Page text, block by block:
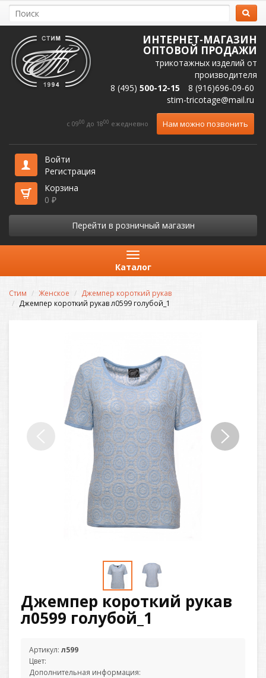
ИНТЕРНЕТ-МАГАЗИН
ОПТОВОЙ ПРОДАЖИ
трикотажных изделий от
производителя
8 (495) 500-12-15
8 (916)696-09-60
stim-tricotage@mail.ru
c 0900 до 1800 ежедневно Нам можно позвонить
Войти
Регистрация
Корзина
0 ₽
Перейти в розничный магазин
Каталог
Стим Женское
Джемпер короткий рукав
Джемпер короткий рукав л0599 голубой_1
Джемпер короткий рукав
л0599 голубой_1
Артикул: л599
Цвет:
Дополнительная информация: